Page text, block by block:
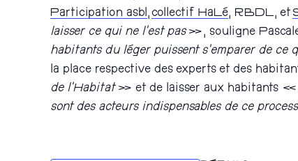
Participation asbl , collectif HaLé, RBDL, et
laisser ce qui ne l’est pas», souligne
habitants du léger puissent s’emparer de ce
la place respective des experts et des
de l’Habitat» et de laisser aux habitants «
sont des acteurs indispensables de ce